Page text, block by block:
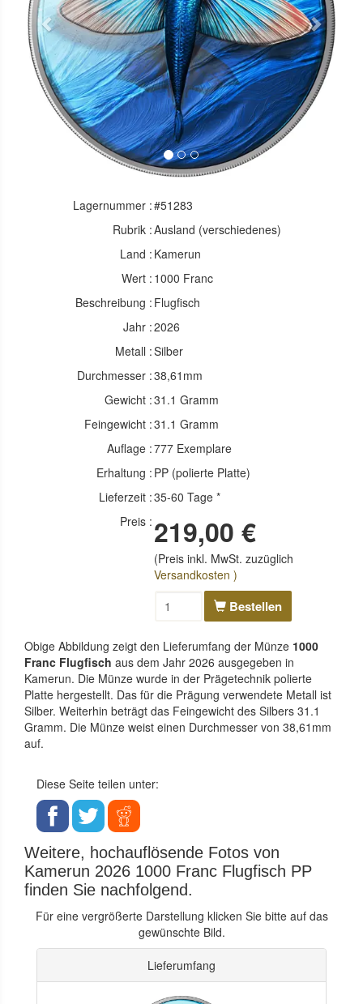
Previous Next
Lagernummer :#51283
Rubrik :Ausland (verschiedenes)
Land : Kamerun
Wert : 1000 Franc
Beschreibung : Flugfisch
Jahr :2026
Metall :Silber
Durchmesser :38,61mm
Gewicht :31.1 Gramm
Feingewicht :31.1 Gramm
Auflage :777 Exemplare
Erhaltung : PP (polierte Platte)
Lieferzeit :35-60 Tage *
Preis : 219,00 €
(Preis inkl. MwSt. zuzüglich
Versandkosten )
Bestellen
Obige Abbildung zeigt den Lieferumfang der Münze 1000
Franc Flugfisch aus dem Jahr 2026 ausgegeben in
Kamerun. Die Münze wurde in der Prägetechnik polierte
Platte hergestellt. Das für die Prägung verwendete Metall ist
Silber. Weiterhin beträgt das Feingewicht des Silbers 31.1
Gramm. Die Münze weist einen Durchmesser von 38,61mm
auf.
Diese Seite teilen unter:
Weitere, hochauflösende Fotos von
Kamerun 2026 1000 Franc Flugfisch PP
finden Sie nachfolgend.
Für eine vergrößerte Darstellung klicken Sie bitte auf das
gewünschte Bild.
Lieferumfang